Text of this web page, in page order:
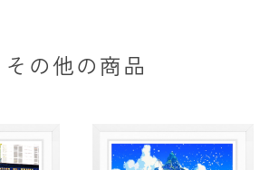
その他の商品